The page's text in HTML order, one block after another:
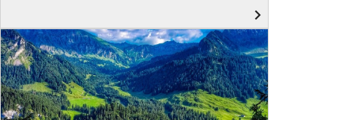
navigate_next